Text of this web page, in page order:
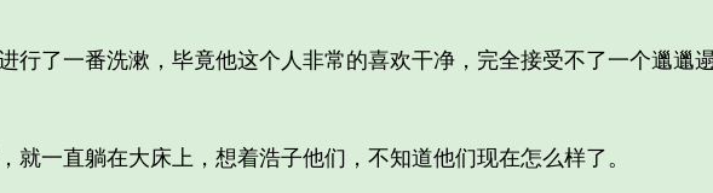
了一番洗漱，毕竟他这个人非常的喜欢干净，完全接受不了一个邋邋
一直躺在大床上，想着浩子他们，不知道他们现在怎么样了。